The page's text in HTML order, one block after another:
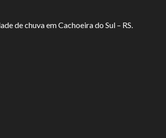
de chuva em Cachoeira do Sul – RS.